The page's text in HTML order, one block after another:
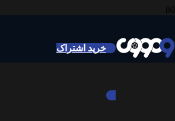
خرید اشتراک